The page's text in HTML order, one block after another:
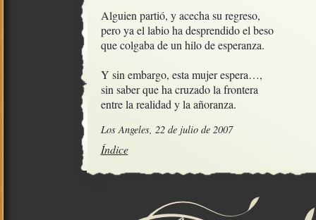
Alguien partió, y acecha su regreso,
pero ya el labio ha desprendido el beso
que colgaba de un hilo de esperanza.
Y sin embargo, esta mujer espera…,
sin saber que ha cruzado la frontera
entre la realidad y la añoranza.
Los Angeles, 22 de julio de 2007
Índice